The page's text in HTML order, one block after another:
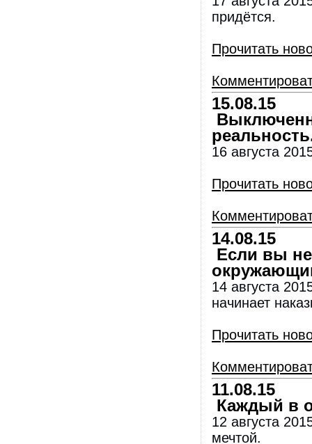
придётся.
Прочитать
15.08.15
16 августа
Прочитать
14.08.15
Если вы
14 августа
начинает
Прочитать
11.08.15
Каждый в
12 августа
мечтой.